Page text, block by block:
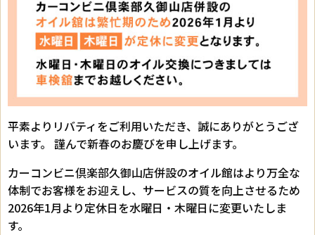
平素よりリバティをご利用いただき、誠にありがとうござ
います。 謹んで新春のお慶びを申し上げます。
カーコンビニ倶楽部久御山店併設のオイル館はより万全な
体制でお客様をお迎えし、サービスの質を向上させるため
2026年1月より定休日を水曜日・木曜日に変更いたしま
す。